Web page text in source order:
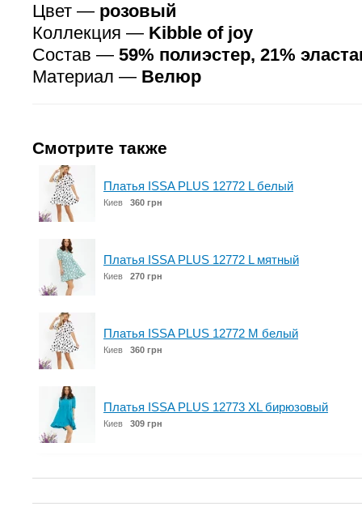
Цвет — розовый
Коллекция — Kibble of joy
Состав — 59% полиэстер, 21%
Материал — Велюр
Смотрите также
Платья ISSA PLUS 12772 L белый
Киев 360 грн
Платья ISSA PLUS 12772 L мятный
Киев 270 грн
Платья ISSA PLUS 12772 M белый
Киев 360 грн
Платья ISSA PLUS 12773 XL бирюзовый
Киев 309 грн